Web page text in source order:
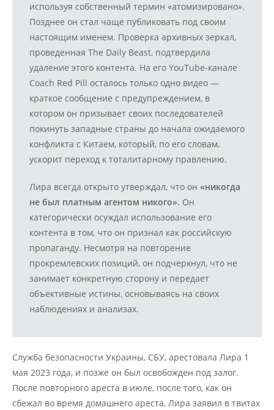
используя собственный термин «атомизировано».
Позднее он стал чаще публиковать под своим
настоящим именем. Проверка архивных зеркал,
проведенная The Daily Beast, подтвердила
удаление этого контента. На его YouTube-канале
Coach Red Pill осталось только одно видео —
краткое сообщение с предупреждением, в
котором он призывает своих последователей
покинуть западные страны до начала ожидаемого
конфликта с Китаем, который, по его словам,
ускорит переход к тоталитарному правлению.
Лира всегда открыто утверждал, что он «никогда
не был платным агентом никого». Он
категорически осуждал использование его
контента в том, что он признал как российскую
пропаганду. Несмотря на повторение
прокремлевских позиций, он подчеркнул, что не
занимает конкретную сторону и передает
объективные истины, основываясь на своих
наблюдениях и анализах.
Служба безопасности Украины, СБУ, арестовала Лира 1
мая 2023 года, и позже он был освобожден под залог.
После повторного ареста в июле, после того, как он
сбежал во время домашнего ареста, Лира заявил в твитах